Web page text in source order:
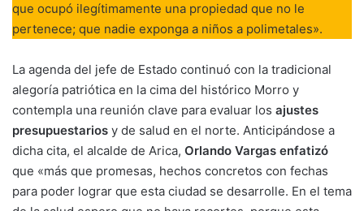
que ocupó ilegítimamente una propiedad que no le
pertenece; que nadie exponga a niños a polimetales».
La agenda del jefe de Estado continuó con la tradicional
alegoría patriótica en la cima del histórico Morro y
contempla una reunión clave para evaluar los ajustes
presupuestarios y de salud en el norte. Anticipándose a
dicha cita, el alcalde de Arica, Orlando Vargas enfatizó
que «más que promesas, hechos concretos con fechas
para poder lograr que esta ciudad se desarrolle. En el tema